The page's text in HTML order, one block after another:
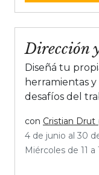
Dirección
Diseñá tu
herramientas
desafíos del
con Cristian Drut
4 de junio al 30
Miércoles de 11 a